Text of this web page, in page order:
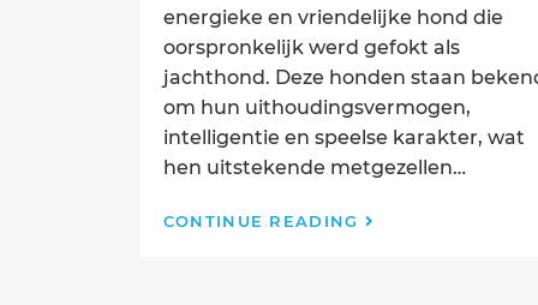
energieke en vriendelijke hond die
oorspronkelijk werd gefokt als
jachthond. Deze honden staan
om hun uithoudingsvermogen,
intelligentie en speelse karakter, wat
hen uitstekende metgezellen…
CONTINUE READING